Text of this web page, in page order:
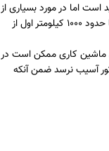
است اما در مورد بسیاری از
خودرو های موجود در کشور که طراحی و مهندسی قطعات آن ها بسیار قدیمی است توصیه می شود تا حدود 1000 کیلومتر اول از
ماشین کاری ممکن است در
آسیب نرسد ضمن آنکه